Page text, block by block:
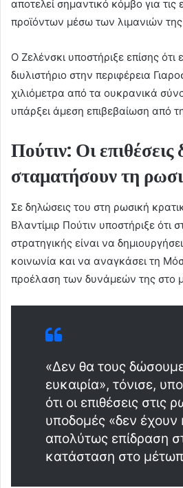
αποτελεί σημαντικό κόμβο για
προϊόντων μέσω των λιμανιών
Ο Ζελένσκι υποστήριξε επίσης
διυλιστήριο στην περιφέρεια
χιλιόμετρα από τα ουκρανικά
υπάρξει άμεση επιβεβαίωση από
Πούτιν: Οι επιθέσεις
σταματήσουν τη
Σε δηλώσεις του στη ρωσική
Βλαντίμιρ Πούτιν υποστήριξε ότι
στρατηγικής είναι να
κοινωνία και να αναγκάσει τη
προέλαση των δυνάμεών της στο
«Δεν θα τους
ευκαιρία», τόνισε,
ότι οι επιθέσεις στις
υποδομές «δεν έχουν
απολύτως επίδραση
κατάσταση στο